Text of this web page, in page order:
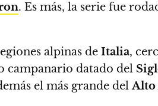
. Es más, la serie fue
alpinas de Italia,
campanario datado del
el más grande delAlto